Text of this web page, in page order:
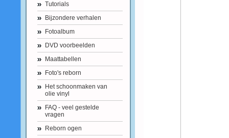
Tutorials
Bijzondere verhalen
Fotoalbum
DVD voorbeelden
Maattabellen
Foto's reborn
Het schoonmaken van
olie vinyl
FAQ - veel gestelde
vragen
Reborn ogen